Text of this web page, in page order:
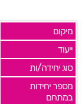
מיקום
ייעוד
סוג יחידה/ות
מספר יחידות
במתחם